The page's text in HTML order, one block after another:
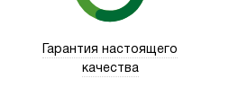
Гарантия настоящего
качества